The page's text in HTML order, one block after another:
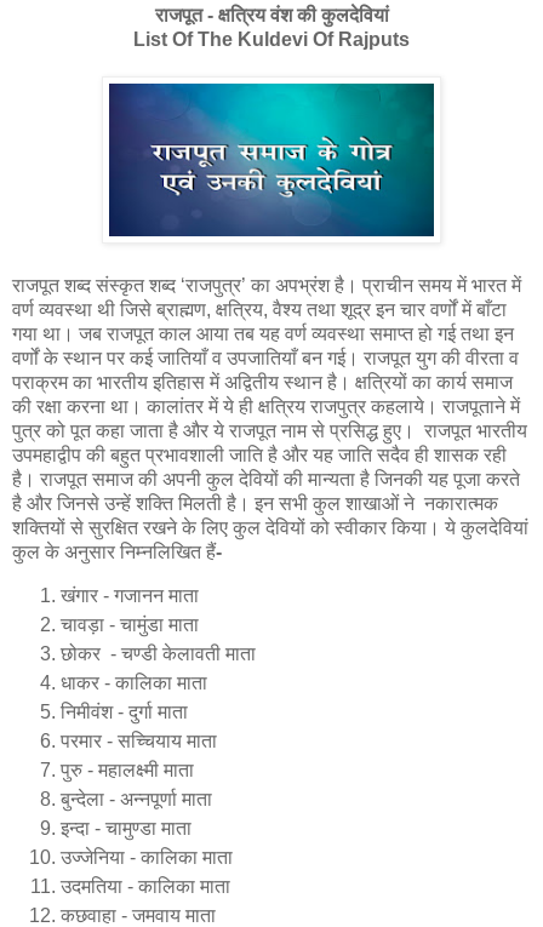
राजपूत - क्षत्रिय वंश की कुलदेवियां
List Of The Kuldevi Of Rajputs
राजपूत शब्द संस्कृत शब्द ‘राजपुत्र’ का अपभ्रंश है। प्राचीन समय में भारत में
वर्ण व्यवस्था थी जिसे ब्राह्मण, क्षत्रिय, वैश्य तथा शूद्र इन चार वर्णों में बाँटा
गया था। जब राजपूत काल आया तब यह वर्ण व्यवस्था समाप्त हो गई तथा इन
वर्णों के स्थान पर कई जातियाँ व उपजातियाँ बन गई। राजपूत युग की वीरता व
पराक्रम का भारतीय इतिहास में अद्वितीय स्थान है। क्षत्रियों का कार्य समाज
की रक्षा करना था। कालांतर में ये ही क्षत्रिय राजपुत्र कहलाये। राजपूताने में
पुत्र को पूत कहा जाता है और ये राजपूत नाम से प्रसिद्ध हुए। राजपूत भारतीय
उपमहाद्वीप की बहुत प्रभावशाली जाति है और यह जाति सदैव ही शासक रही
है। राजपूत समाज की अपनी कुल देवियों की मान्यता है जिनकी यह पूजा करते
है और जिनसे उन्हें शक्ति मिलती है। इन सभी कुल शाखाओं ने नकारात्मक
शक्तियों से सुरक्षित रखने के लिए कुल देवियों को स्वीकार किया। ये कुलदेवियां
कुल के अनुसार निम्नलिखित हैं-
खंगार - गजानन माता
चावड़ा - चामुंडा माता
छोकर - चण्डी केलावती माता
धाकर - कालिका माता
निमीवंश - दुर्गा माता
परमार - सच्चियाय माता
पुरु - महालक्ष्मी माता
बुन्देला - अन्नपूर्णा माता
इन्दा - चामुण्डा माता
उज्जेनिया - कालिका माता
उदमतिया - कालिका माता
कछवाहा - जमवाय माता